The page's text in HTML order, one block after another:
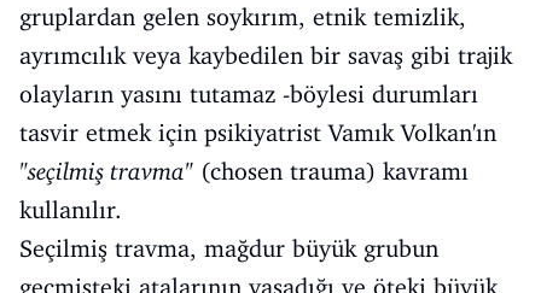
gruplardan gelen soykırım, etnik temizlik,
ayrımcılık veya kaybedilen bir savaş gibi trajik
olayların yasını tutamaz -böylesi durumları
tasvir etmek için psikiyatrist Vamık Volkan'ın
"seçilmiş travma" (chosen trauma) kavramı
kullanılır.
Seçilmiş travma, mağdur büyük grubun
geçmişteki atalarının yaşadığı ve öteki büyük